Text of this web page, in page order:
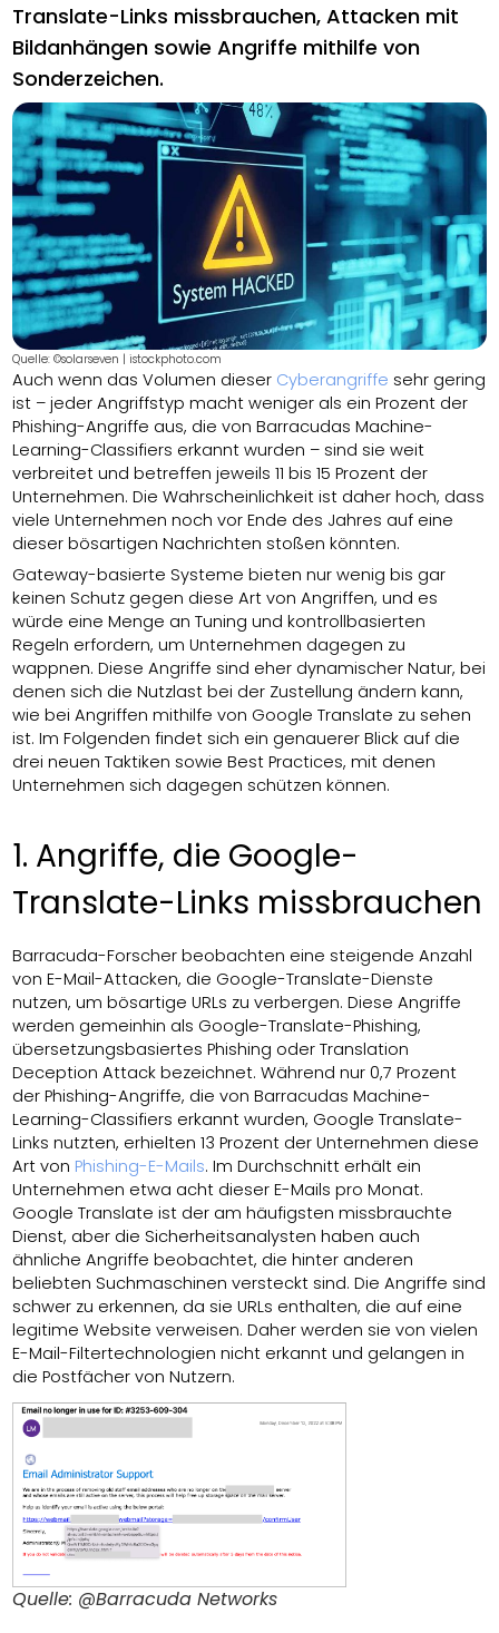
Translate-Links missbrauchen, Attacken mit
Bildanhängen sowie Angriffe mithilfe von
Sonderzeichen.
Quelle: ©solarseven | istockphoto.com
Auch wenn das Volumen dieser Cyberangriffe sehr gering
ist – jeder Angriffstyp macht weniger als ein Prozent der
Phishing-Angriffe aus, die von Barracudas Machine-
Learning-Classifiers erkannt wurden – sind sie weit
verbreitet und betreffen jeweils 11 bis 15 Prozent der
Unternehmen. Die Wahrscheinlichkeit ist daher hoch, dass
viele Unternehmen noch vor Ende des Jahres auf eine
dieser bösartigen Nachrichten stoßen könnten.
Gateway-basierte Systeme bieten nur wenig bis gar
keinen Schutz gegen diese Art von Angriffen, und es
würde eine Menge an Tuning und kontrollbasierten
Regeln erfordern, um Unternehmen dagegen zu
wappnen. Diese Angriffe sind eher dynamischer Natur, bei
denen sich die Nutzlast bei der Zustellung ändern kann,
wie bei Angriffen mithilfe von Google Translate zu sehen
ist. Im Folgenden findet sich ein genauerer Blick auf die
drei neuen Taktiken sowie Best Practices, mit denen
Unternehmen sich dagegen schützen können.
1. Angriffe, die Google-
Translate-Links missbrauchen
Barracuda-Forscher beobachten eine steigende Anzahl
von E-Mail-Attacken, die Google-Translate-Dienste
nutzen, um bösartige URLs zu verbergen. Diese Angriffe
werden gemeinhin als Google-Translate-Phishing,
übersetzungsbasiertes Phishing oder Translation
Deception Attack bezeichnet. Während nur 0,7 Prozent
der Phishing-Angriffe, die von Barracudas Machine-
Learning-Classifiers erkannt wurden, Google Translate-
Links nutzten, erhielten 13 Prozent der Unternehmen diese
Art von Phishing-E-Mails. Im Durchschnitt erhält ein
Unternehmen etwa acht dieser E-Mails pro Monat.
Google Translate ist der am häufigsten missbrauchte
Dienst, aber die Sicherheitsanalysten haben auch
ähnliche Angriffe beobachtet, die hinter anderen
beliebten Suchmaschinen versteckt sind. Die Angriffe sind
schwer zu erkennen, da sie URLs enthalten, die auf eine
legitime Website verweisen. Daher werden sie von vielen
E-Mail-Filtertechnologien nicht erkannt und gelangen in
die Postfächer von Nutzern.
Quelle: @Barracuda Networks